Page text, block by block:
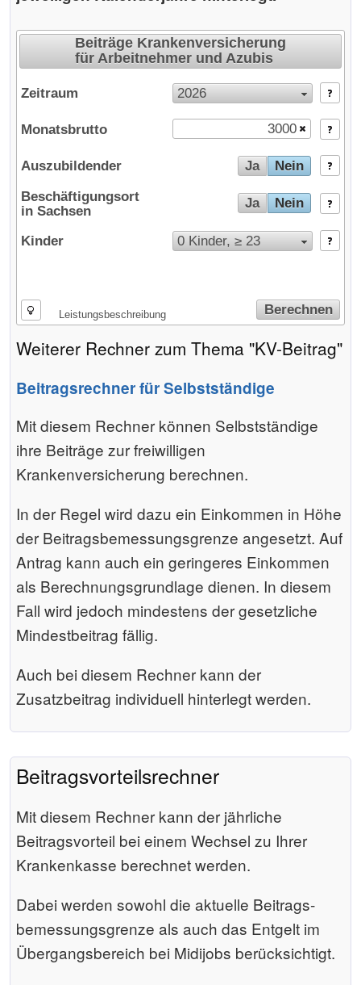
Der Rechner wird geladen ...
Beiträge Krankenversicherung
für Arbeitnehmer und Azubis
Zeitraum 2026
Monatsbrutto
Auszubildender Ja Nein
Beschäftigungsort
in Sachsen
Ja Nein
Kinder 0 Kinder, ≥ 23
Leistungsbeschreibung Berechnen
Weiterer Rechner zum Thema "KV-Beitrag"
Beitragsrechner für Selbstständige
Mit diesem Rechner können Selbstständige
ihre Beiträge zur freiwilligen
Krankenversicherung berechnen.
In der Regel wird dazu ein Einkommen in Höhe
der Beitrags­bemessungs­grenze angesetzt. Auf
Antrag kann auch ein geringeres Einkommen
als Berechnungs­grundlage dienen. In diesem
Fall wird jedoch mindestens der gesetzliche
Mindestbeitrag fällig.
Auch bei diesem Rechner kann der
Zusatzbeitrag individuell hinterlegt werden.
Beitragsvorteilsrechner
Mit diesem Rechner kann der jährliche
Beitragsvorteil bei einem Wechsel zu Ihrer
Krankenkasse berechnet werden.
Dabei werden sowohl die aktuelle Beitrags­
bemessungs­grenze als auch das Entgelt im
Übergangsbereich bei Midijobs berücksichtigt.